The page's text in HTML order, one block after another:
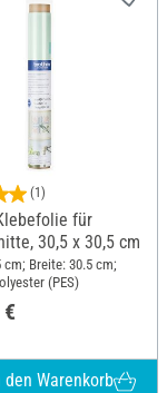
(1)
für
30,5 x 30,5 cm
cm; Breite: 30.5 cm;
(PES)
den Warenkorb